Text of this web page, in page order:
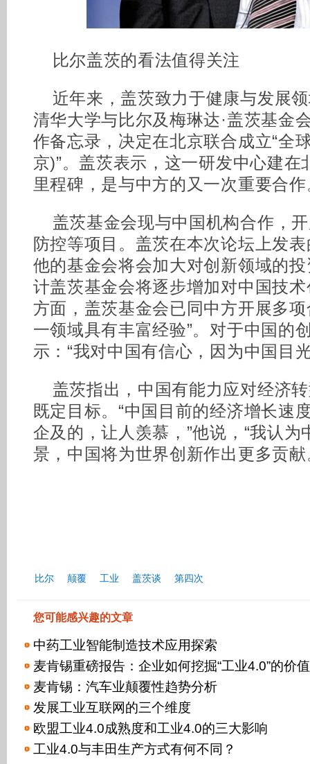
比尔盖茨的看法值得关注
近年来，盖茨致力于健康与发展
清华大学与比尔及梅琳达·盖茨基金
作备忘录，决定在北京联合成立“全
京)”。盖茨表示，这一研发中心建
里程碑，是与中方的又一次重要合作
盖茨基金会现与中国机构合作，
防控等项目。盖茨在本次论坛上发
他的基金会将会加大对创新领域的
计盖茨基金会将逐步增加对中国技
方面，盖茨基金会已同中方开展多
一领域具有丰富经验”。对于中国的
示：“我对中国有信心，因为中国目
盖茨指出，中国有能力应对经济
既定目标。“中国目前的经济增长速
企及的，让人羡慕，”他说，“我认
景，中国将为世界创新作出更多贡献
比尔 颠覆 工业 盖茨谈 第四次
您可能感兴趣的文章
中药工业智能制造技术应用探索
麦肯锡重磅报告：企业如何挖掘“工业4.0”的价
麦肯锡：汽车业颠覆性趋势分析
发展工业互联网的三个维度
欧盟工业4.0成熟度和工业4.0的三大影响
工业4.0与丰田生产方式有何不同？